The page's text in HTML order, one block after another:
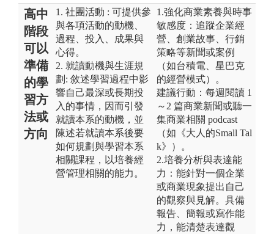
高中
階段
可以
準備
的學
習方
法或
方向
1. 社團活動 : 可提供參
與各項活動的動機、
過程、投入、成果與
心得。
2. 就讀動機與生涯規
劃: 敘述學習過程中影
響自己最深或長期投
入的事情，因而引發
就讀本系的動機，並
陳述若就讀本系後要
如何規劃與學習本系
相關課程，以培養經
營管理相關的能力。
1.強化商業素養與時事
敏感度：追蹤企業經
營、創業故事、行銷
策略等新聞或案例
（如台積電、星巴克
的經營模式）。
建議行動：每週閱讀 1
～2 篇商業新聞或聽一
集商業相關 podcast
（如《大人的Small Tal
k》）。
2.培養分析與表達能
力：能針對一個企業
或商業現象提出自己
的觀察與見解。具備
報告、簡報或寫作能
力，能清楚表達觀